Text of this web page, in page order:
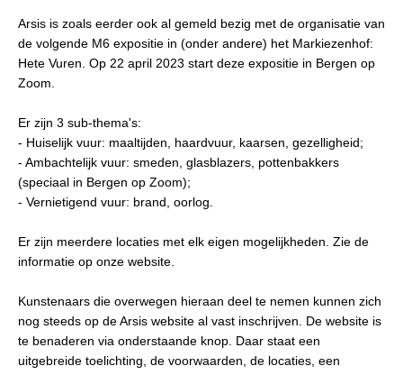
Arsis is zoals eerder ook al gemeld bezig met de organisatie van
de volgende M6 expositie in (onder andere) het Markiezenhof:
Hete Vuren. Op 22 april 2023 start deze expositie in Bergen op
Zoom.
Er zijn 3 sub-thema's:
- Huiselijk vuur: maaltijden, haardvuur, kaarsen, gezelligheid;
- Ambachtelijk vuur: smeden, glasblazers, pottenbakkers
(speciaal in Bergen op Zoom);
- Vernietigend vuur: brand, oorlog.
Er zijn meerdere locaties met elk eigen mogelijkheden. Zie de
informatie op onze website.
Kunstenaars die overwegen hieraan deel te nemen kunnen zich
nog steeds op de Arsis website al vast inschrijven. De website is
te benaderen via onderstaande knop. Daar staat een
uitgebreide toelichting, de voorwaarden, de locaties, een